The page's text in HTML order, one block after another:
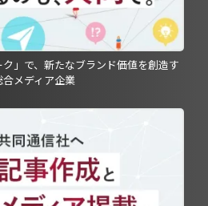
ク」で、新たなブランド価値を創造す
合メディア企業